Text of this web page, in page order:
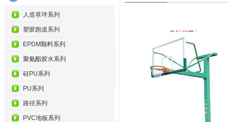
人造草坪系列
塑胶跑道系列
EPDM颗料系列
聚氨酯胶水系列
硅PU系列
PU系列
路径系列
PVC地板系列